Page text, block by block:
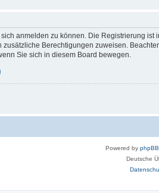
anmelden zu können. Die Registrierung
Berechtigungen zuweisen.
Sie sich in diesem Board bewegen.
Powered by phpBB
Deutsche